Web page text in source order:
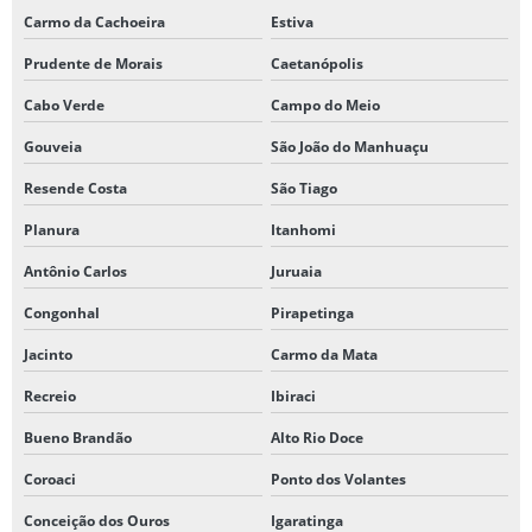
Carmo da Cachoeira Estiva
Prudente de Morais Caetanópolis
Cabo Verde Campo do Meio
Gouveia São João do Manhuaçu
Resende Costa São Tiago
Planura Itanhomi
Antônio Carlos Juruaia
Congonhal Pirapetinga
Jacinto Carmo da Mata
Recreio Ibiraci
Bueno Brandão Alto Rio Doce
Coroaci Ponto dos Volantes
Conceição dos Ouros Igaratinga